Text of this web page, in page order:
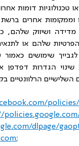
הרלוונטיים
dlpage/
;